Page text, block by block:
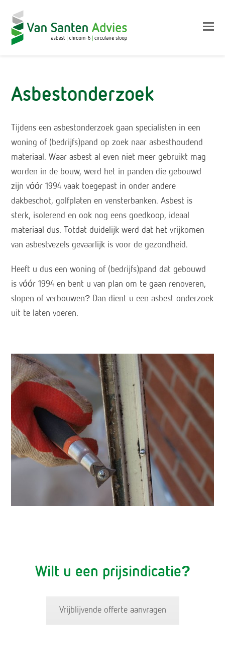
Asbestonderzoek
Tijdens een asbestonderzoek gaan specialisten in een
woning of (bedrijfs)pand op zoek naar asbesthoudend
materiaal. Waar asbest al even niet meer gebruikt mag
worden in de bouw, werd het in panden die gebouwd
zijn vóór 1994 vaak toegepast in onder andere
dakbeschot, golfplaten en vensterbanken. Asbest is
sterk, isolerend en ook nog eens goedkoop, ideaal
materiaal dus. Totdat duidelijk werd dat het vrijkomen
van asbestvezels gevaarlijk is voor de gezondheid.
Heeft u dus een woning of (bedrijfs)pand dat gebouwd
is vóór 1994 en bent u van plan om te gaan renoveren,
slopen of verbouwen? Dan dient u een asbest onderzoek
uit te laten voeren.
Wilt u een prijsindicatie?
Vrijblijvende offerte aanvragen